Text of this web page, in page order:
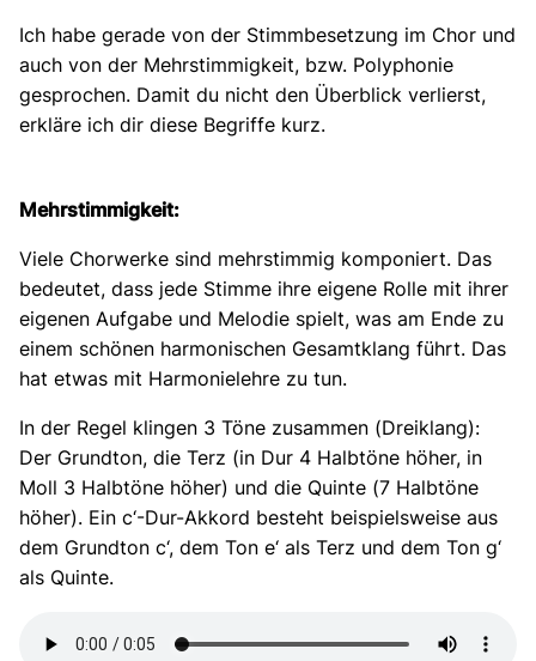
Ich habe gerade von der Stimmbesetzung im Chor und
auch von der Mehrstimmigkeit, bzw. Polyphonie
gesprochen. Damit du nicht den Überblick verlierst,
erkläre ich dir diese Begriffe kurz.
Mehrstimmigkeit:
Viele Chorwerke sind mehrstimmig komponiert. Das
bedeutet, dass jede Stimme ihre eigene Rolle mit ihrer
eigenen Aufgabe und Melodie spielt, was am Ende zu
einem schönen harmonischen Gesamtklang führt. Das
hat etwas mit Harmonielehre zu tun.
In der Regel klingen 3 Töne zusammen (Dreiklang):
Der Grundton, die Terz (in Dur 4 Halbtöne höher, in
Moll 3 Halbtöne höher) und die Quinte (7 Halbtöne
höher). Ein c‘-Dur-Akkord besteht beispielsweise aus
dem Grundton c‘, dem Ton e‘ als Terz und dem Ton g‘
als Quinte.